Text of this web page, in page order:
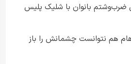
ضرب‌وشتم بانوان با شلیک پلیس
هم نتوانست چشمانش را باز